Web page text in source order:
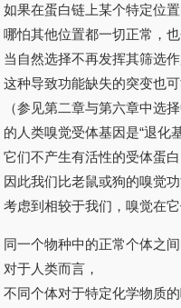
如果在蛋白链上某个特定位
哪怕其他位置都一切正常，
当自然选择不再发挥其筛选作
这种导致功能缺失的突变也
（参见第二章与第六章中选
的人类嗅觉受体基因是“退化
它们不产生有活性的受体蛋白
因此我们比老鼠或狗的嗅觉
考虑到相较于我们，嗅觉在
同一个物种中的正常个体之
对于人类而言，
不同个体对于特定化学物质